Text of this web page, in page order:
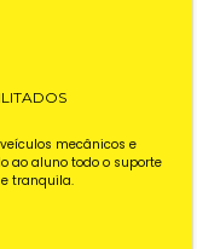
mecânicos e
ao aluno todo o suporte
tranquila.